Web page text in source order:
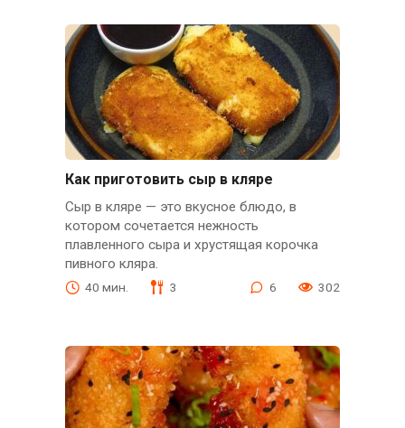
Как приготовить сыр в кляре
Сыр в кляре — это вкусное блюдо, в
котором сочетается нежность
плавленного сыра и хрустящая корочка
пивного кляра.
40 мин. 3 6 302